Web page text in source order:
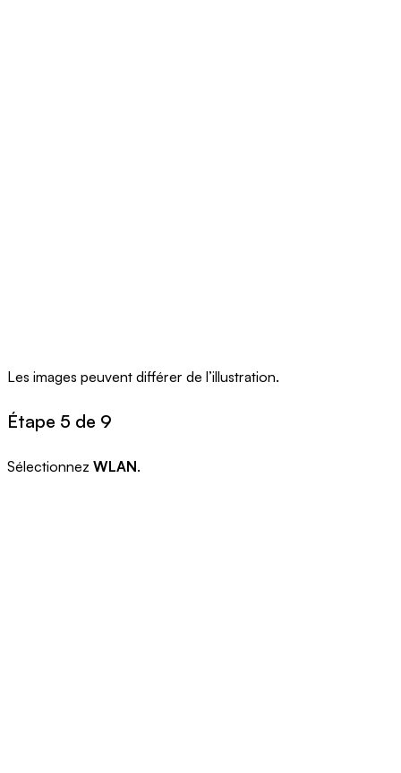
Les images peuvent différer de l’illustration.
Étape 5 de 9
Sélectionnez WLAN.